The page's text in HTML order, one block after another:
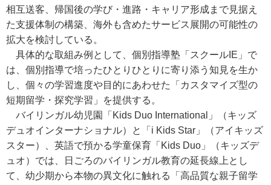
相互送客、帰国後の学び・進路・キャリア形成まで見据え
た支援体制の構築、海外も含めたサービス展開の可能性の
拡大を検討している。
具体的な取組み例として、個別指導塾「スクールIE」で
は、個別指導で培ったひとりひとりに寄り添う知見を生か
し、個々の学習進度や目的にあわせた「カスタマイズ型の
短期留学・探究学習」を提供する。
バイリンガル幼児園「Kids Duo International」（キッズ
デュオインターナショナル）と「i Kids Star」（アイキッズ
スター）、英語で預かる学童保育「Kids Duo」（キッズデ
ュオ）では、日ごろのバイリンガル教育の延長線上とし
て、幼少期から本物の異文化に触れる「高品質な親子留学